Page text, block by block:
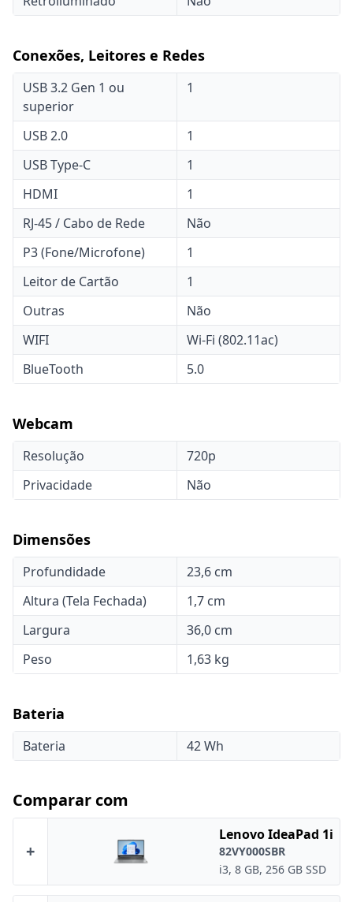
Conexões, Leitores e Redes
USB 3.2 Gen 1 ou
superior
1
USB 2.0
1
USB Type-C
1
HDMI
1
RJ-45 / Cabo de Rede
Não
P3 (Fone/Microfone)
1
Leitor de Cartão
1
Outras
Não
WIFI
Wi-Fi (802.11ac)
BlueTooth
5.0
Webcam
Resolução
720p
Privacidade
Não
Dimensões
Profundidade
23,6 cm
Altura (Tela Fechada)
1,7 cm
Largura
36,0 cm
Peso
1,63 kg
Bateria
Bateria 42 Wh
Comparar com
+
Lenovo IdeaPad 1i
82VY000SBR
i3, 8 GB, 256 GB SSD